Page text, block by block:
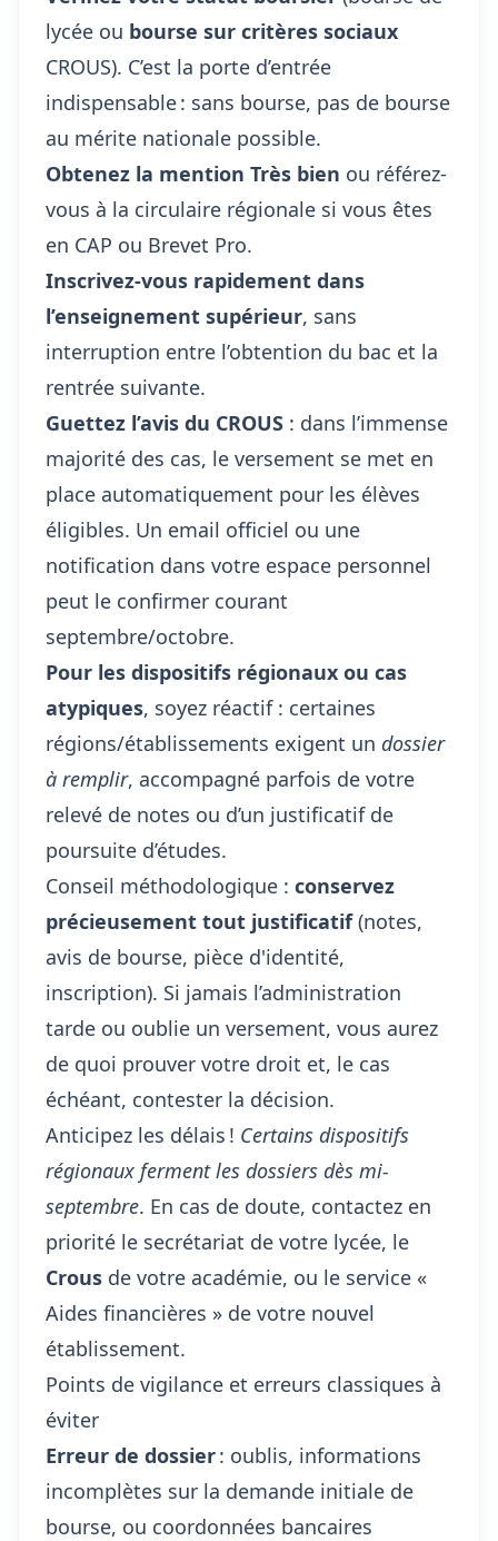
lycée ou bourse sur critères sociaux
CROUS). C’est la porte d’entrée
indispensable : sans bourse, pas de bourse
au mérite nationale possible.
Obtenez la mention Très bien ou référez-
vous à la circulaire régionale si vous êtes
en CAP ou Brevet Pro.
Inscrivez-vous rapidement dans
l’enseignement supérieur, sans
interruption entre l’obtention du bac et la
rentrée suivante.
Guettez l’avis du CROUS : dans l’immense
majorité des cas, le versement se met en
place automatiquement pour les élèves
éligibles. Un email officiel ou une
notification dans votre espace personnel
peut le confirmer courant
septembre/octobre.
Pour les dispositifs régionaux ou cas
atypiques, soyez réactif : certaines
régions/établissements exigent un dossier
à remplir, accompagné parfois de votre
relevé de notes ou d’un justificatif de
poursuite d’études.
Conseil méthodologique : conservez
précieusement tout justificatif(notes,
avis de bourse, pièce d'identité,
inscription). Si jamais l’administration
tarde ou oublie un versement, vous aurez
de quoi prouver votre droit et, le cas
échéant, contester la décision.
Anticipez les délais ! Certains dispositifs
régionaux ferment les dossiers dès mi-
septembre. En cas de doute, contactez en
priorité le secrétariat de votre lycée, le
Crous de votre académie, ou le service «
Aides financières » de votre nouvel
établissement.
Points de vigilance et erreurs classiques à
éviter
Erreur de dossier: oublis, informations
incomplètes sur la demande initiale de
bourse, ou coordonnées bancaires